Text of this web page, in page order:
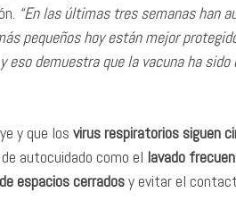
“En las últimas tres semanas han
pequeños hoy están mejor
eso demuestra que la vacuna ha sido
y que los virus respiratorios siguen
autocuidado como el lavado
espacios cerradosy evitar el